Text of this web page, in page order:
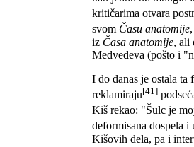
kritičarima otvara
svom Času anatomije
iz Časa anatomije, ali
Medvedeva (pošto i
I do danas je ostala
reklamiraju[41]
Kiš rekao: "Šulc je
deformisana dospela
Kišovih dela, pa i